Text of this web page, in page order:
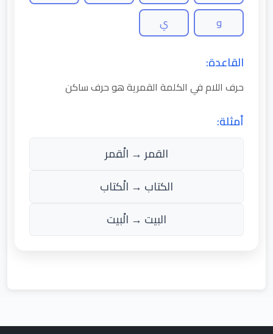
و
ي
القاعدة:
حرف اللام في الكلمة القمرية هو حرف ساكن
أمثلة:
القمر → الْقمر
الكتاب → الْكتاب
البيت → الْبيت